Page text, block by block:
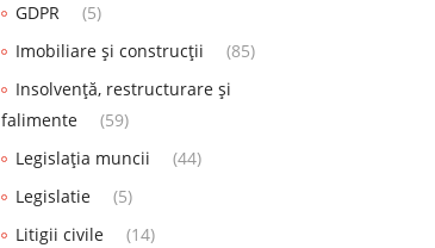
GDPR
(5)
Imobiliare și construcții
(85)
Insolvență, restructurare și
falimente
(59)
Legislația muncii
(44)
Legislatie
(5)
Litigii civile
(14)